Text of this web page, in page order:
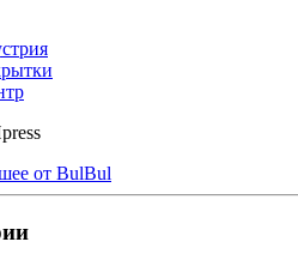
от BulBul